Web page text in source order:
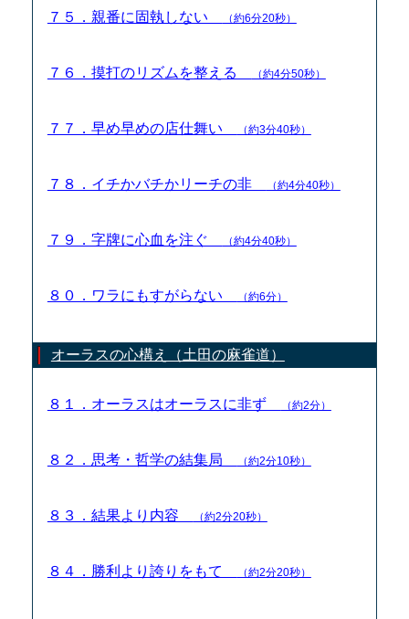
７５．親番に固執しない （約6分20秒）
７６．摸打のリズムを整える （約4分50秒）
７７．早め早めの店仕舞い （約3分40秒）
７８．イチかバチかリーチの非 （約4分40秒）
７９．字牌に心血を注ぐ （約4分40秒）
８０．ワラにもすがらない （約6分）
オーラスの心構え（土田の麻雀道）
８１．オーラスはオーラスに非ず （約2分）
８２．思考・哲学の結集局 （約2分10秒）
８３．結果より内容 （約2分20秒）
８４．勝利より誇りをもて （約2分20秒）